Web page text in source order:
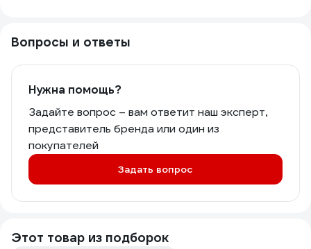
Вопросы и ответы
Нужна помощь?
Задайте вопрос – вам ответит наш эксперт,
представитель бренда или один из
покупателей
Задать вопрос
Этот товар из подборок